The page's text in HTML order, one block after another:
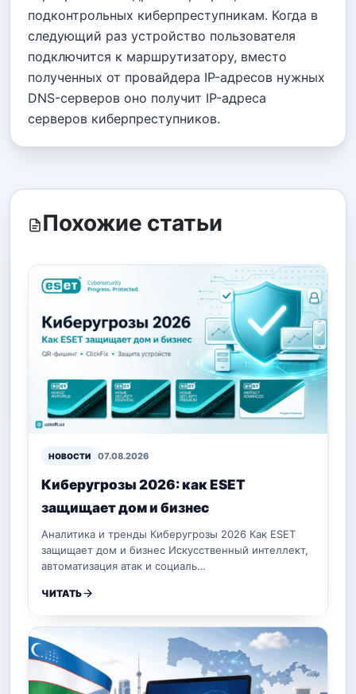
подконтрольных киберпреступникам. Когда в
следующий раз устройство пользователя
подключится к маршрутизатору, вместо
полученных от провайдера IP-адресов нужных
DNS-серверов оно получит IP-адреса
серверов киберпреступников.
Похожие статьи
НОВОСТИ 07.08.2026
Киберугрозы 2026: как ESET
защищает дом и бизнес
Аналитика и тренды Киберугрозы 2026 Как ESET
защищает дом и бизнес Искусственный интеллект,
автоматизация атак и социаль…
ЧИТАТЬ